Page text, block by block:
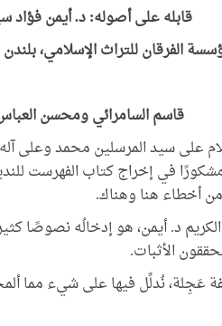
قابله على أصوله: د. أيمن فؤاد
للتراث الإسلامي، بلندن 1430هـ – 2009م
قاسم السامرائي ومحسن
على سيد المرسلين محمد وعلى
في إخراج كتاب الفهرست
أخطاء هنا وهناك.
الكريم د. أيمن، هو إدخالُه نصوصًا
الأثبات.
عَجِلة، نُدلِّل فيها على شيء مما